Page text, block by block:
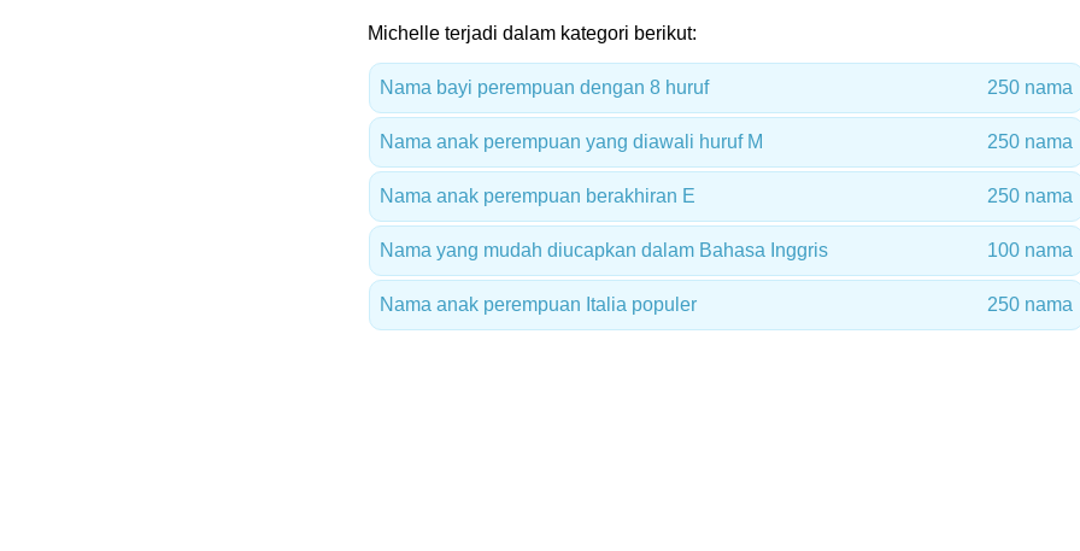
Michelle terjadi dalam kategori berikut:
Nama bayi perempuan dengan 8 huruf 250 nama
Nama anak perempuan yang diawali huruf M 250 nama
Nama anak perempuan berakhiran E 250 nama
Nama yang mudah diucapkan dalam Bahasa Inggris 100 nama
Nama anak perempuan Italia populer 250 nama